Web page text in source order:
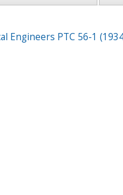
Engineers PTC 56-1